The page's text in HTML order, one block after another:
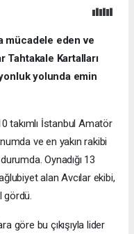
mücadele eden ve
Tahtakale Kartalları
yolunda emin
takımlı İstanbul Amatör
ve en yakın rakibi
Oynadığı 13
alan Avcılar ekibi,
gördü.
göre bu çıkışıyla lider